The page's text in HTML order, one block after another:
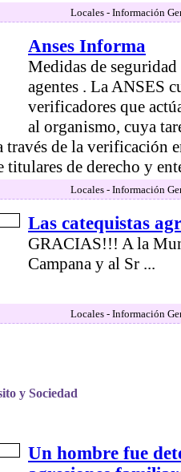
Locales - Información
Anses Informa
Medidas de
agentes . La ANSES
verificadores que
al organismo, cuya
de la verificación
de derecho y
Locales - Información
Las catequistas
GRACIAS!!! A la
Campana y al Sr ...
Locales - Información
y Sociedad
Un hombre fue